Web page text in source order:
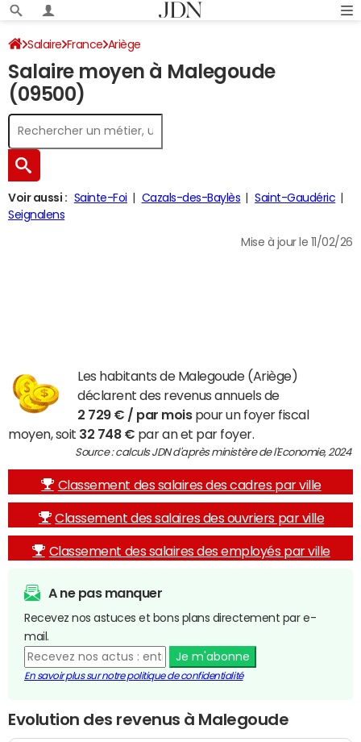
Salaire France Ariège
Salaire moyen à Malegoude
(09500)
Voir aussi : Sainte-Foi Cazals-des-Baylès
Saint-Gaudéric
Seignalens
Mise à jour le 11/02/26
Les habitants de Malegoude (Ariège)
déclarent des revenus annuels de
2 729 € / par moispour un foyer fiscal
moyen, soit 32 748 € par an et par foyer.
Source : calculs JDN d'après ministère de l'Economie, 2024
Classement des salaires des cadres par ville
Classement des salaires des ouvriers par ville
Classement des salaires des employés par ville
A ne pas manquer
Recevez nos astuces et bons plans directement par e-
mail.
Je m'abonne
En savoir plus sur notre politique de confidentialité
Evolution des revenus à Malegoude